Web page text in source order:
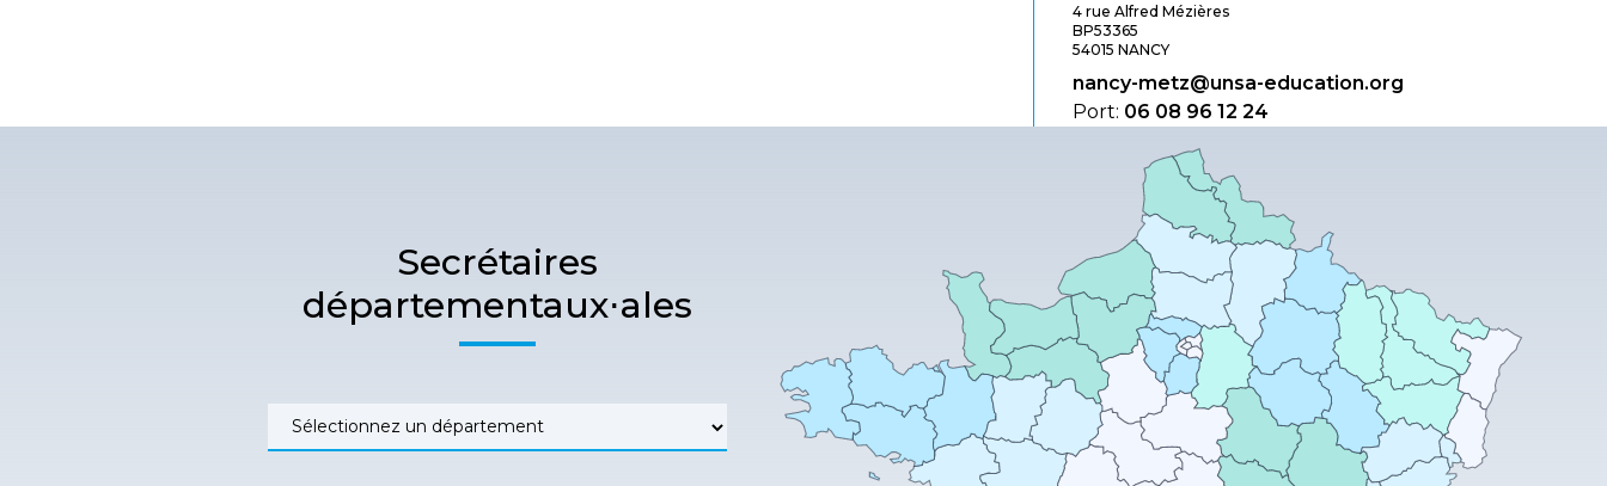
4 rue Alfred Mézières
BP53365
54015 NANCY
nancy-metz@unsa-education.org
Port: 06 08 96 12 24
Secrétaires
départementaux⋅ales